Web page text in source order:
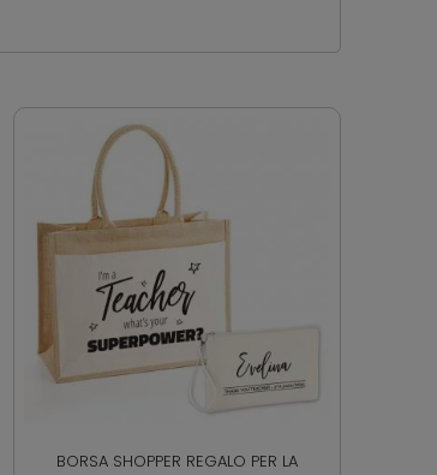
BORSA SHOPPER REGALO PER LA